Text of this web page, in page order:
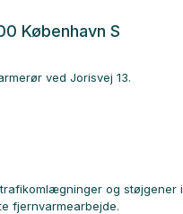
København S
ved Jorisvej 13.
og støjgener i
fjernvarmearbejde.